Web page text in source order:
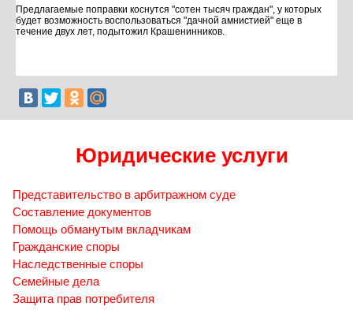
Предлагаемые поправки коснутся "сотен тысяч граждан", у которых
будет возможность воспользоваться "дачной амнистией" еще в
течение двух лет, подытожил Крашенинников.
Юридические услуги
Представительство в арбитражном суде
Составление документов
Помощь обманутым вкладчикам
Гражданские споры
Наследственные споры
Семейные дела
Защита прав потребителя